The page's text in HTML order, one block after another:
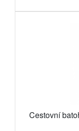
Cestovní